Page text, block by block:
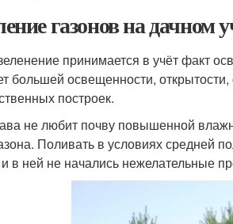
газонов на дачном
принимается в учёт факт
большей освещенности,
построек.
не любит почву повышенной
Поливать в условиях средней
и в ней не начались нежелательные